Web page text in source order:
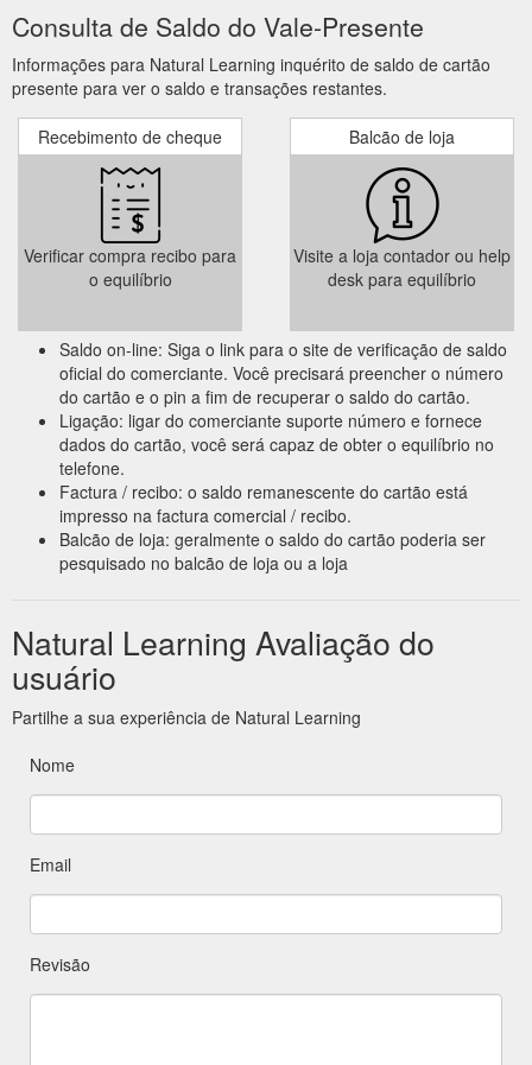
Consulta de Saldo do Vale-Presente
Informações para Natural Learning inquérito de saldo de cartão
presente para ver o saldo e transações restantes.
Recebimento de cheque
Verificar compra recibo para
o equilíbrio
Balcão de loja
Visite a loja contador ou help
desk para equilíbrio
Saldo on-line: Siga o link para o site de verificação de saldo
oficial do comerciante. Você precisará preencher o número
do cartão e o pin a fim de recuperar o saldo do cartão.
Ligação: ligar do comerciante suporte número e fornece
dados do cartão, você será capaz de obter o equilíbrio no
telefone.
Factura / recibo: o saldo remanescente do cartão está
impresso na factura comercial / recibo.
Balcão de loja: geralmente o saldo do cartão poderia ser
pesquisado no balcão de loja ou a loja
Natural Learning Avaliação do
usuário
Partilhe a sua experiência de Natural Learning
Nome
Email
Revisão